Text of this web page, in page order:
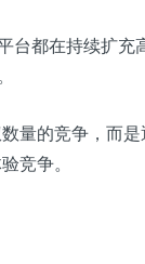
台都在持续扩充
量的竞争，而
竞争。